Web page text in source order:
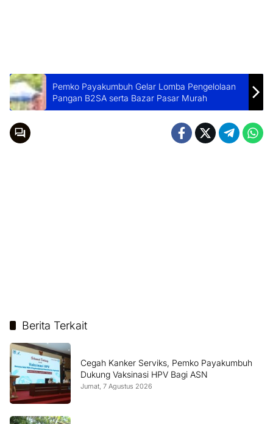
Pemko Payakumbuh Gelar Lomba Pengelolaan
Pangan B2SA serta Bazar Pasar Murah
Berita Terkait
Cegah Kanker Serviks, Pemko Payakumbuh
Dukung Vaksinasi HPV Bagi ASN
Jumat, 7 Agustus 2026